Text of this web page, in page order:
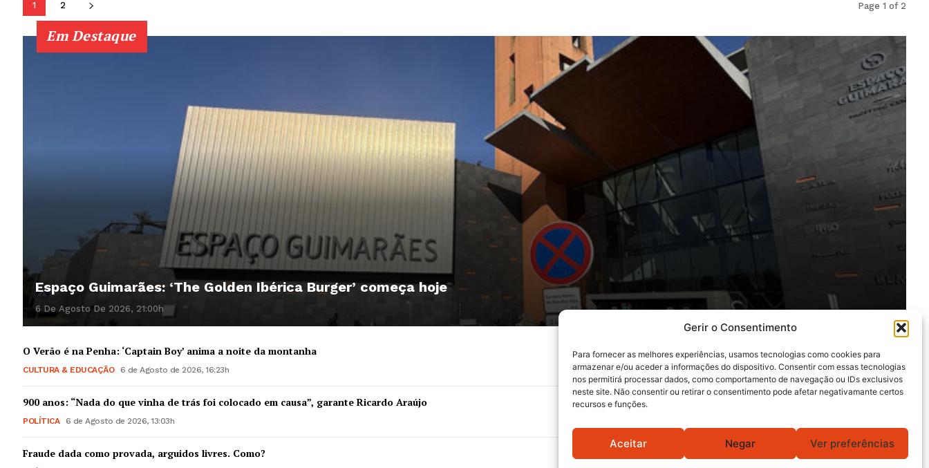
Gerir o Consentimento
Para fornecer as melhores experiências, usamos tecnologias como cookies para
armazenar e/ou aceder a informações do dispositivo. Consentir com essas tecnologias
nos permitirá processar dados, como comportamento de navegação ou IDs exclusivos
neste site. Não consentir ou retirar o consentimento pode afetar negativamante certos
recursos e funções.
Aceitar Negar Ver preferências
1 2 Page 1 of 2
Em Destaque
Espaço Guimarães: ‘The Golden Ibérica Burger’ começa hoje
6 De Agosto De 2026, 21:00h
O Verão é na Penha: ‘Captain Boy’ anima a noite da montanha
CULTURA & EDUCAÇÃO 6 de Agosto de 2026, 16:23h
900 anos: “Nada do que vinha de trás foi colocado em causa”, garante Ricardo Araújo
POLÍTICA 6 de Agosto de 2026, 13:03h
Fraude dada como provada, arguidos livres. Como?